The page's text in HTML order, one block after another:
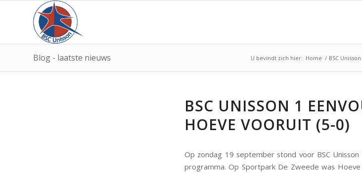
Blog - laatste nieuws U bevindt zich hier: Home / BSC
BSC UNISSON 1
HOEVE VOORUIT (5-0)
Op zondag 19 september stond voor BSC
programma. Op Sportpark De Zweede was